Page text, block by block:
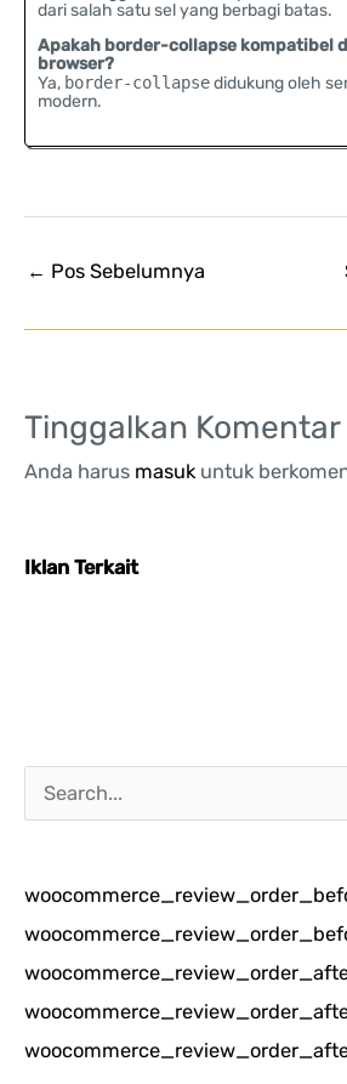
dari salah satu sel yang berbagi batas.
Apakah border-collapse kompatibel
browser?
Ya, border-collapsedidukung oleh
modern.
← Pos Sebelumnya
Tinggalkan Komentar
Anda harus masuk untuk
Iklan Terkait
a
i
u
n
t
u